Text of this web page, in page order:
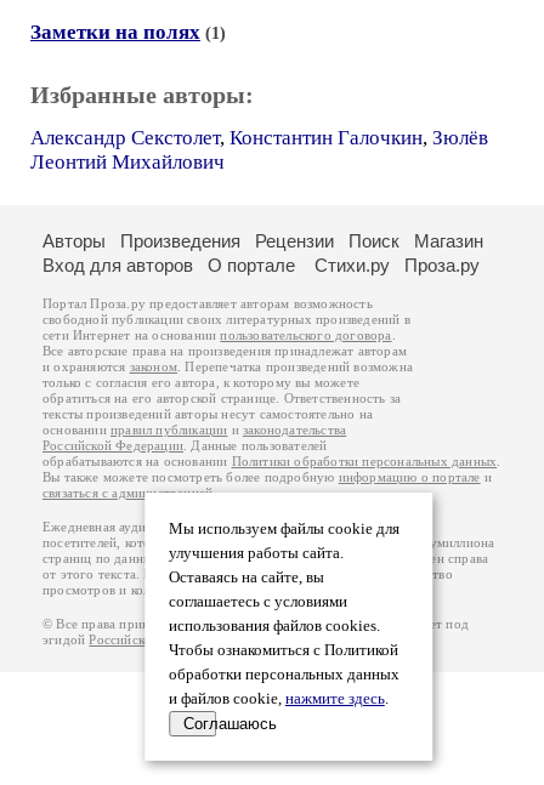
Заметки на полях (1)
Избранные авторы:
Александр Секстолет, Константин Галочкин, Зюлёв
Леонтий Михайлович
Мы используем файлы cookie для
улучшения работы сайта.
Оставаясь на сайте, вы
соглашаетесь с условиями
использования файлов cookies.
Чтобы ознакомиться с Политикой
обработки персональных данных
и файлов cookie, нажмите здесь.
Соглашаюсь
Авторы Произведения Рецензии Поиск
Магазин
Вход для авторов
О портале Стихи.ру Проза.ру
Портал Проза.ру предоставляет авторам возможность
свободной публикации своих литературных произведений в
сети Интернет на основаниипользовательского договора
Все авторские права на произведения принадлежат авторам
и охраняются законом . Перепечатка произведений возможна
только с согласия его автора, к которому вы можете
обратиться на его авторской странице. Ответственность за
тексты произведений авторы несут самостоятельно на
основанииправил публикации изаконодательства
Российской Федерации . Данные пользователей
обрабатываются на основании Политики обработки персональных данных
Вы также можете посмотреть более подробную информацию о портале и
связаться с администрацией.
Ежедневная аудитория портала Проза.ру – порядка 100 тысяч
посетителей, которые в общей сумме просматривают более полумиллиона
страниц по данным счетчика посещаемости, который расположен справа
от этого текста. В каждой графе указано по две цифры: количество
просмотров и количество посетителей.
© Все права принадлежат авторам, 2000-2026. Портал работает под
эгидойРоссийского союза писателей